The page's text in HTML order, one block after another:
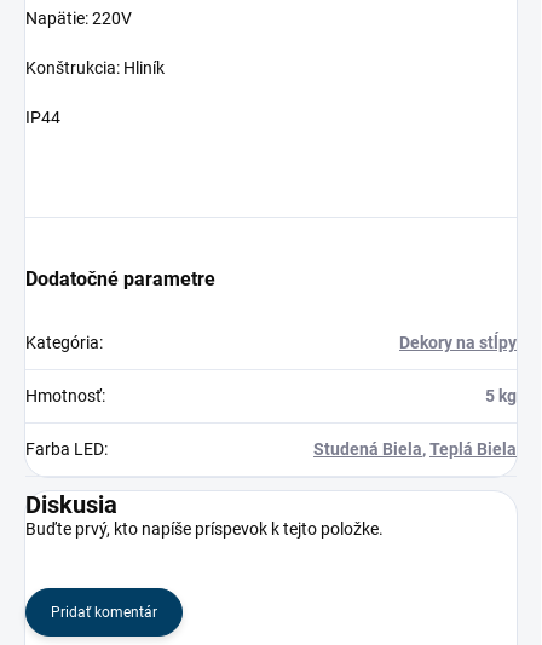
Napätie: 220V
Konštrukcia: Hliník
IP44
Dodatočné parametre
Kategória: Dekory na stĺpy
Hmotnosť: 5 kg
Farba LED: Studená Biela,Teplá Biela
Diskusia
Buďte prvý, kto napíše príspevok k tejto položke.
Pridať komentár